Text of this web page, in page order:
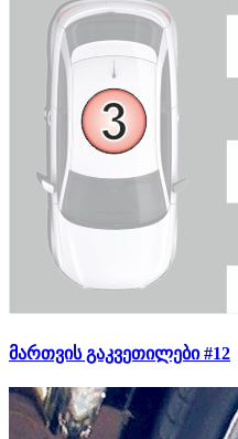
მართვის გაკვეთილები #12